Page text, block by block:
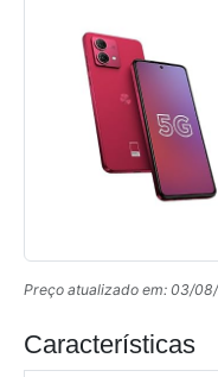
Preço atualizado em: 03/
Características